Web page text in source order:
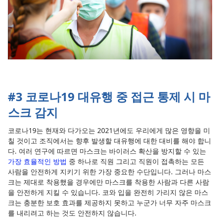
#3 코로나19 대유행 중 접근 통제 시 마
스크 감지
코로나19는 현재와 다가오는 2021년에도 우리에게 많은 영향을 미
칠 것이고 조직에서는 향후 발생할 대유행에 대한 대비를 해야 합니
다. 여러 연구에 따르면 마스크는 바이러스 확산을 방지할 수 있는
가장 효율적인 방법 중 하나로 직원 그리고 직원이 접촉하는 모든
사람을 안전하게 지키기 위한 가장 중요한 수단입니다. 그러나 마스
크는 제대로 착용했을 경우에만 마스크를 착용한 사람과 다른 사람
을 안전하게 지킬 수 있습니다. 코와 입을 완전히 가리지 않은 마스
크는 충분한 보호 효과를 제공하지 못하고 누군가 너무 자주 마스크
를 내리려고 하는 것도 안전하지 않습니다.